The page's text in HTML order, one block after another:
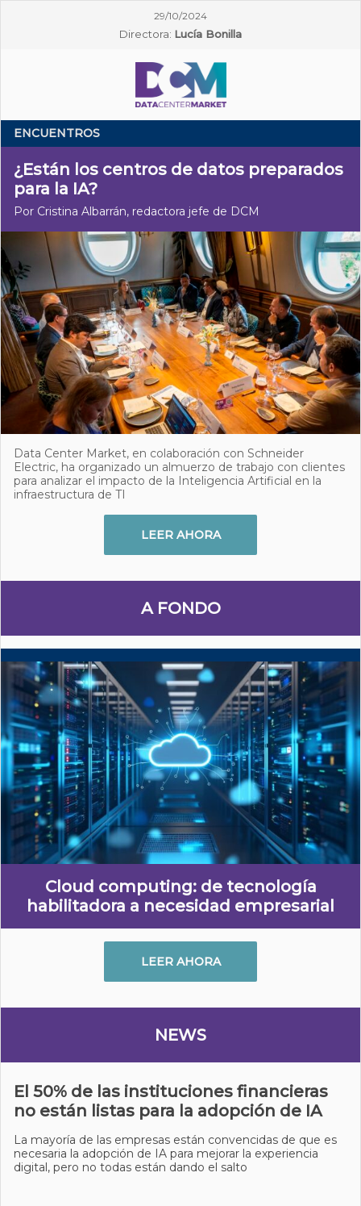
29/10/2024
Directora: Lucía Bonilla
ENCUENTROS
¿Están los centros de datos preparados
para la IA?
Por Cristina Albarrán, redactora jefe de DCM
Data Center Market, en colaboración con Schneider
Electric, ha organizado un almuerzo de trabajo con clientes
para analizar el impacto de la Inteligencia Artificial en la
infraestructura de TI
LEER AHORA
A FONDO
Cloud computing: de tecnología
habilitadora a necesidad empresarial
LEER AHORA
NEWS
El 50% de las instituciones financieras
no están listas para la adopción de IA
La mayoría de las empresas están convencidas de que es
necesaria la adopción de IA para mejorar la experiencia
digital, pero no todas están dando el salto